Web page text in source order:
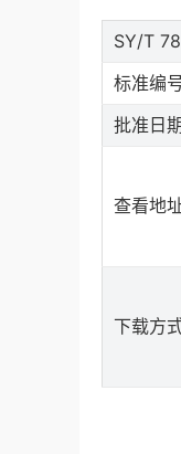
SY/T
标准编
批准日期
查看地
下载方